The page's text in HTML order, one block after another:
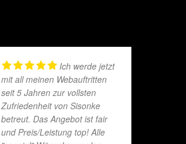
Ich werde jetzt
mit all meinen Webauftritten
seit 5 Jahren zur vollsten
Zufriedenheit von Sisonke
betreut. Das Angebot ist fair
und Preis/Leistung top! Alle